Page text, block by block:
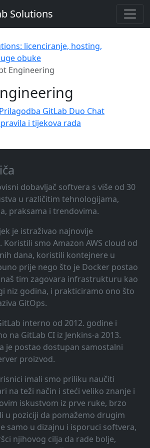
Solutions
licenciranje, hosting,
obuke
Engineering
GitLab Duo Chat
i tijekova rada
dobavljač softvera s više od 30
u različitim tehnologijama,
praksama i trendovima.
je istraživao najnovije
smo Amazon AWS cloud od
dana, koristili kontejnere u
prije nego što je Docker postao
tim zagovara infrastrukturu kao
niz godina, i prakticiramo ono što
GitOps.
interno od 2012. godine i
na GitLab CI iz Jenkins-a 2013.
je postao dostupan samostalni
proizvod.
imali smo priliku naučiti
na teži način i steći veliko znanje i
iskustvom iz prve ruke, brzo
u poziciji da pomažemo drugim
samo u dizajnu i isporuci softvera,
njihovog cilja da rade bolje,